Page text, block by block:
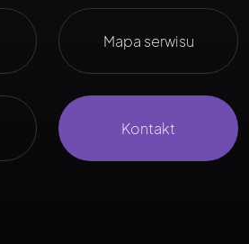
Mapa serwisu
Kontakt